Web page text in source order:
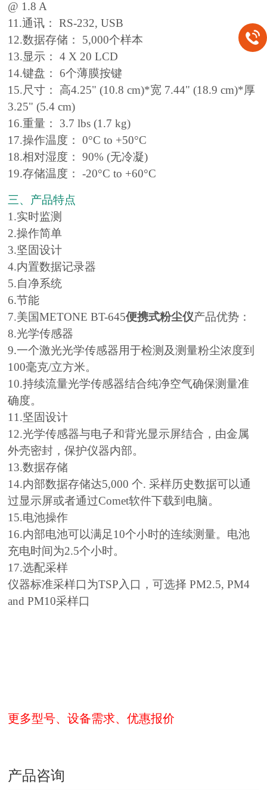
@ 1.8 A
11.通讯： RS‐232, USB
12.数据存储： 5,000个样本
13.显示： 4 X 20 LCD
14.键盘： 6个薄膜按键
15.尺寸： 高4.25" (10.8 cm)*宽 7.44" (18.9 cm)*厚
3.25" (5.4 cm)
16.重量： 3.7 lbs (1.7 kg)
17.操作温度： 0°C to +50°C
18.相对湿度： 90% (无冷凝)
19.存储温度： ‐20°C to +60°C
三、产品特点
1.实时监测
2.操作简单
3.坚固设计
4.内置数据记录器
5.自净系统
6.节能
7.美国METONE BT-645便携式粉尘仪产品优势：
8.光学传感器
9.一个激光光学传感器用于检测及测量粉尘浓度到
100毫克/立方米。
10.持续流量光学传感器结合纯净空气确保测量准
确度。
11.坚固设计
12.光学传感器与电子和背光显示屏结合，由金属
外壳密封，保护仪器内部。
13.数据存储
14.内部数据存储达5,000 个. 采样历史数据可以通
过显示屏或者通过Comet软件下载到电脑。
15.电池操作
16.内部电池可以满足10个小时的连续测量。电池
充电时间为2.5个小时。
17.选配采样
仪器标准采样口为TSP入口，可选择 PM2.5, PM4
and PM10采样口
更多型号、设备需求、优惠报价
产品咨询